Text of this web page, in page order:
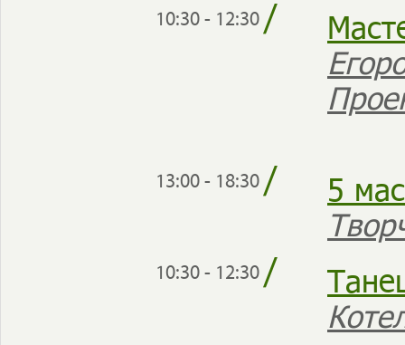
10:30 - 12:30/
13:00 - 18:30/
5
10:30 - 12:30/